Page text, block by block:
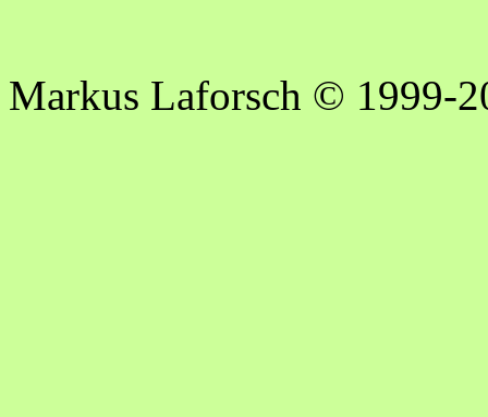
Markus Laforsch © 1999-